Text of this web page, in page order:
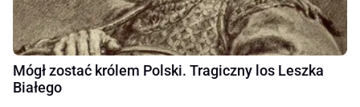
Mógł zostać królem Polski. Tragiczny los Leszka
Białego